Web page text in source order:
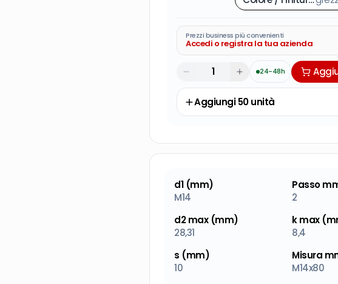
Prezzi business più convenienti
Accedi o registra la tua azienda
24-48h
Aggiungi50unità
d1 (mm)
M14
Passo
2
d2 max (mm)
28,31
k max
8,4
s (mm)
10
Misura
M14x80